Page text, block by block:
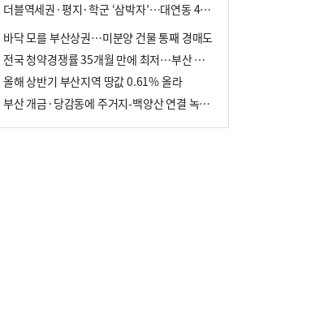
더블역세권·평지·학군 ‘삼박자’…대연동 42층 브랜드 단지
바닥 모를 부산상권…미분양 건물 통째 경매도
전국 청약경쟁률 35개월 만에 최저…부산 미분양 ‘적체’ 심화
올해 상반기 부산지역 땅값 0.61% 올라
부산 개금·당감동에 주거지-백양산 연결 녹지 조성